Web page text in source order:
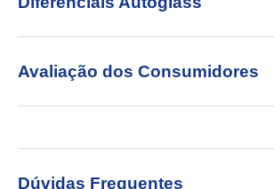
Avaliação dos Consumidores
Dúvidas Frequentes